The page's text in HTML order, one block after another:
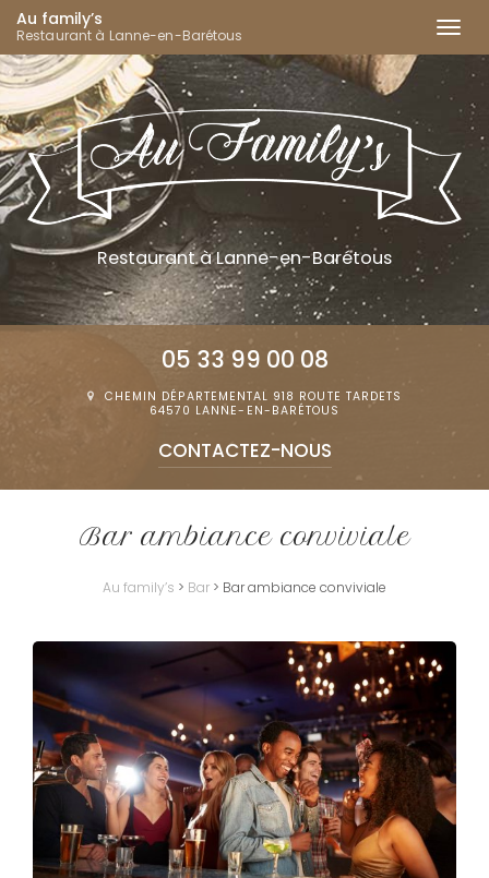
Aller
au
contenu
principal
Au family’s
Restaurant à Lanne-en-Barétous
Restaurantà Lanne-en-Barétous
05 33 99 00 08
CHEMIN DÉPARTEMENTAL 918 ROUTE TARDETS
64570 LANNE-EN-BARÉTOUS
CONTACTEZ-NOUS
Bar ambiance conviviale
Au family’s > Bar > Bar ambiance conviviale